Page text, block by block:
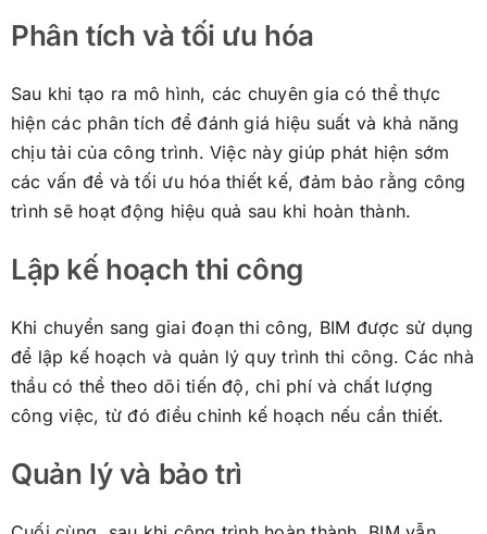
Phân tích và tối ưu hóa
Sau khi tạo ra mô hình, các chuyên gia có thể thực
hiện các phân tích để đánh giá hiệu suất và khả năng
chịu tải của công trình. Việc này giúp phát hiện sớm
các vấn đề và tối ưu hóa thiết kế, đảm bảo rằng công
trình sẽ hoạt động hiệu quả sau khi hoàn thành.
Lập kế hoạch thi công
Khi chuyển sang giai đoạn thi công, BIM được sử dụng
để lập kế hoạch và quản lý quy trình thi công. Các nhà
thầu có thể theo dõi tiến độ, chi phí và chất lượng
công việc, từ đó điều chỉnh kế hoạch nếu cần thiết.
Quản lý và bảo trì